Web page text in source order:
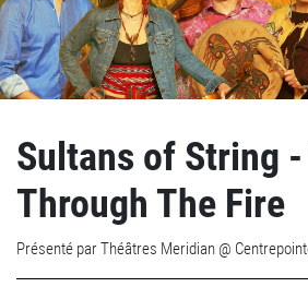
Sultans of String
Through The Fire
Présenté par Théâtres Meridian @